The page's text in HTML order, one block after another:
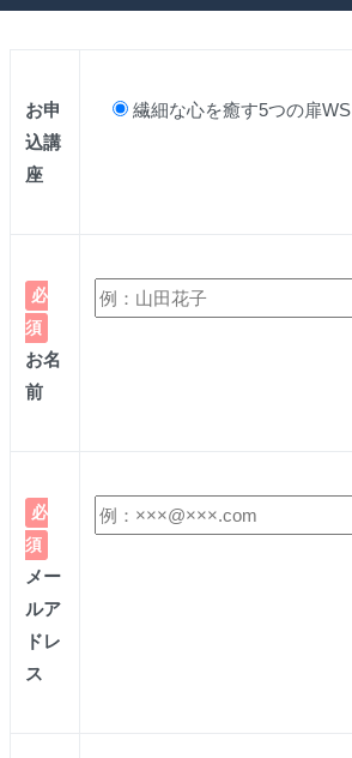
お申
込講
座
繊細な心を癒す5つの扉WS
必
須
お名
前
必
須
メー
ルア
ドレ
ス